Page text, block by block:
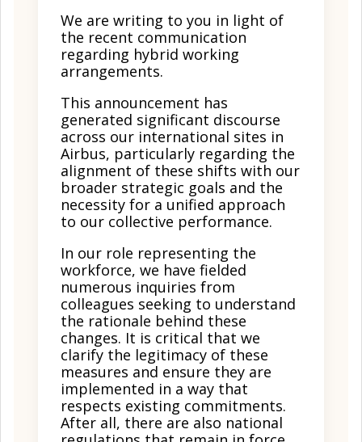
We are writing to you in light of
the recent communication
regarding hybrid working
arrangements.
This announcement has
generated significant discourse
across our international sites in
Airbus, particularly regarding the
alignment of these shifts with our
broader strategic goals and the
necessity for a unified approach
to our collective performance.
In our role representing the
workforce, we have fielded
numerous inquiries from
colleagues seeking to understand
the rationale behind these
changes. It is critical that we
clarify the legitimacy of these
measures and ensure they are
implemented in a way that
respects existing commitments.
After all, there are also national